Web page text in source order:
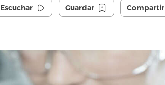
Escuchar Guardar Compartir